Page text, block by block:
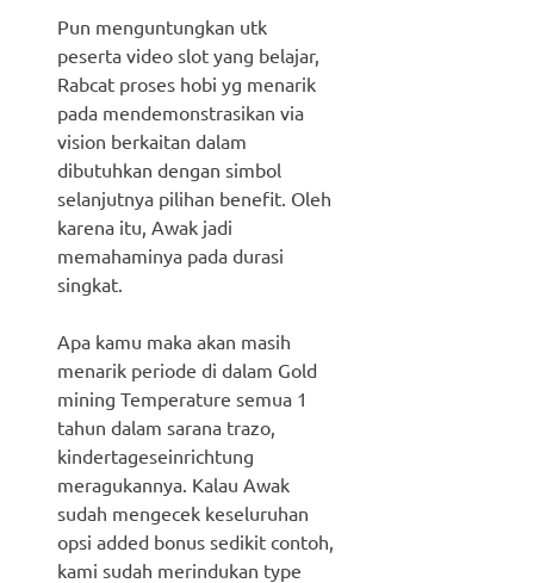
Pun menguntungkan utk
peserta video slot yang belajar,
Rabcat proses hobi yg menarik
pada mendemonstrasikan via
vision berkaitan dalam
dibutuhkan dengan simbol
selanjutnya pilihan benefit. Oleh
karena itu, Awak jadi
memahaminya pada durasi
singkat.
Apa kamu maka akan masih
menarik periode di dalam Gold
mining Temperature semua 1
tahun dalam sarana trazo,
kindertageseinrichtung
meragukannya. Kalau Awak
sudah mengecek keseluruhan
opsi added bonus sedikit contoh,
kami sudah merindukan type